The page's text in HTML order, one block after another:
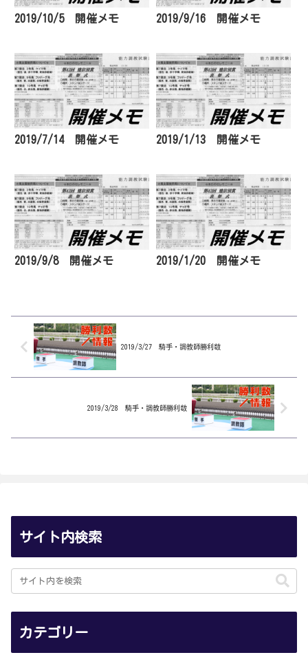
2019/10/5 開催メモ 2019/9/16 開催メモ
2019/7/14 開催メモ 2019/1/13 開催メモ
2019/9/8 開催メモ 2019/1/20 開催メモ
2019/3/27 騎手・調教師勝利数
2019/3/28 騎手・調教師勝利数
サイト内検索
カテゴリー